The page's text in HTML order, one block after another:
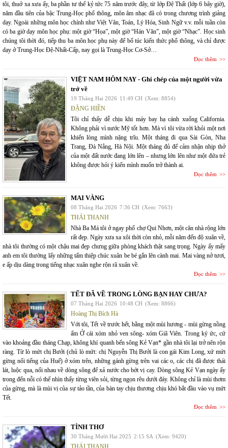
tôi, thuở xa xưa ấy, ba phần tư thế kỷ tức 75 năm trước đây, từ lớp Đệ Thất (lớp 6 bây giờ),
năm đầu tiên của bậc Trung-Học phổ thông, môn âm nhạc đã có trong chương trình giảng
dạy. Ngoài những môn học chính như Việt Văn, Toán, Lý Hóa, Sinh Ngữ v.v. mỗi tuần còn
có ba giờ dạy môn học phụ: một giờ “Họa”, một giờ “Hán Văn”, một giờ “Nhạc”. Học sinh
chúng tôi thời đó, tiếp thu ba môn học phụ này để bổ túc kiến thức phổ thông, và chỉ được
dạy ở Trung-Học Đệ-Nhất-Cấp, nay gọi là Trung-Học Cơ-Sở…
Đọc thêm
VIỆT NAM HÔM NAY - Ghi chép của một người vừa
trở về
19 Tháng Hai 2026 11:49 CH (Xem: 8854)
ĐẶNG HIỀN
Tôi chỉ thấy dễ chịu khi máy bay hạ cánh xuống California.
Không phải vì nước Mỹ tốt hơn. Mà vì tôi vừa rời khỏi một nơi
khiến lòng mình nặng trĩu. Một tháng đi qua Sài Gòn, Nha
Trang, Đà Nẵng, Hà Nội. Một tháng đủ để cảm nhận nhịp thở
của một đất nước đang lớn lên – nhưng lớn lên như một đứa trẻ
không được hỏi ý kiến mình muốn trở thành ai.
Đọc thêm
MAI VÀNG
08 Tháng Hai 2026 7:36 CH (Xem: 7663)
THÁI THANH
Nhà Ba Má tôi ở ngay phố chợ Qui Nhơn, một căn nhà rộng lớn
rất đẹp. Ngày xưa xa xôi thời còn nhỏ, mỗi năm đến độ xuân về,
nhà tôi thường có một chậu mai đẹp chưng giữa phòng khách thật sang trọng. Ngày ấy mấy
anh em tôi thường lấy những tấm thiệp chúc xuân be bé gắn lên cành mai. Mai vàng nở tươi,
e ấp dịu dàng trong tiếng nhạc xuân nghe rộn rã xuân về.
Đọc thêm
TẾT ĐÃ VỀ TRONG LÒNG BẠN HAY CHƯA?
07 Tháng Hai 2026 10:48 CH (Xem: 8866)
Hoàng Thị Bích Hà
Với tôi, Tết về trước hết, bằng một mùi hương - mùi gừng nồng
ấm Ở cái xóm nhỏ ven sông- xóm Giã Viên. Trong ký ức, cứ
vào khoảng đầu tháng Chạp, không khí quanh bến sông Kẻ Vạn* gần nhà tôi lại trở nên rộn
ràng. Từ lò mứt chị Bưởi (chủ lò mứt: chị Nguyễn Thị Bưởi là con gái Kim Long, xứ mứt
gừng nổi tiếng của Huế) ở xóm trên, những gánh gừng trên vai các o, các chị đã được thái
lát, luộc qua, nối nhau về dòng sông để xả nước cho bớt vị cay. Dòng sông Kẻ Vạn ngày ấy
trong đến nỗi có thể nhìn thấy từng viên sỏi, từng ngọn rêu dưới đáy. Không chỉ là mùi thơm
của gừng, mà là mùi vị của sự tảo tần, của bàn tay chịu thương chịu khó bắt đầu vào vụ mứt
Tết.
Đọc thêm
TÌNH THƠ
30 Tháng Mười Hai 2025 2:15 SA (Xem: 9420)
THÁI THANH